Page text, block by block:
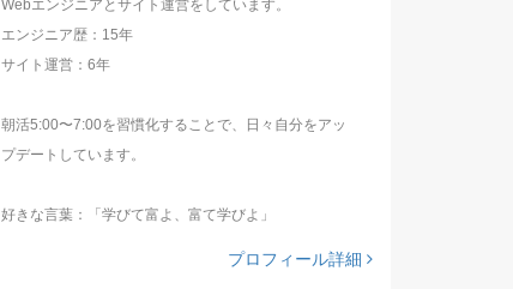
Webエンジニアとサイト運営をしています。
エンジニア歴：15年
サイト運営：6年
朝活5:00〜7:00を習慣化することで、日々自分をアッ
プデートしています。
好きな言葉：「学びて富よ、富て学びよ」
プロフィール詳細